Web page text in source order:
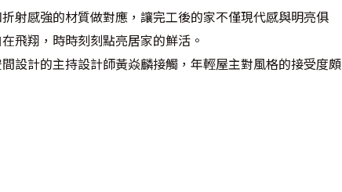
射感強的材質做對應，讓完工後的家不僅現代感與明亮俱
飛翔，時時刻刻點亮居家的鮮活。
設計的主持設計師黃焱麟接觸，年輕屋主對風格的接受度頗
就發現客廳的1/3處有無法避免的結構大樑，因此大膽以斜
星球，因此決定以燈體為中心，從大片黑玻的電視牆面、
強的材質來形塑出空間的光感；同時以芥末黃燈座和隔間萊